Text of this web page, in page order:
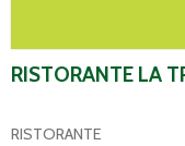
RISTORANTE LA
RISTORANTE